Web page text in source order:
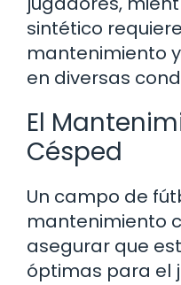
sintético
mantenimiento
en diversas
El
Césped
Un campo de
mantenimiento
asegurar que
óptimas para el